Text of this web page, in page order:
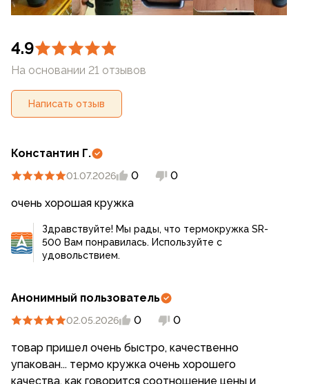
4.9
На основании 21 отзывов
Написать отзыв
Константин Г.
01.07.2026 0 0
очень хорошая кружка
Здравствуйте! Мы рады, что термокружка SR-
500 Вам понравилась. Используйте с
удовольствием.
Анонимный пользователь
02.05.2026 0 0
товар пришел очень быстро, качественно
упакован... термо кружка очень хорошего
качества, как говорится соотношение цены и